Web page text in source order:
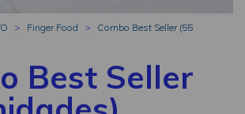
> Finger Food >
Combo Best Seller (55
Best Seller